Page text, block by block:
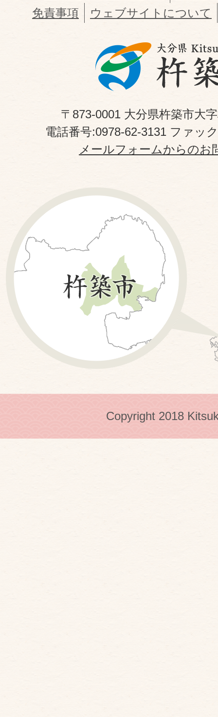
免責事項
ウェブサイトについて
〒873-0001 大分県杵築市大
電話番号:0978-62-3131 ファッ
メールフォームからのお
Copyright 2018